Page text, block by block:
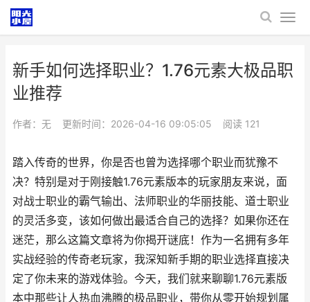
新手如何选择职业？1.76元素大极品职
业推荐
作者：无 更新时间：2026-04-16 09:05:05 阅读 121
踏入传奇的世界，你是否也曾为选择哪个职业而犹豫不
决？特别是对于刚接触1.76元素版本的玩家朋友来说，面
对战士职业的霸气输出、法师职业的华丽技能、道士职业
的灵活多变，该如何做出最适合自己的选择？如果你还在
迷茫，那么这篇文章将为你揭开谜底！作为一名拥有多年
实战经验的传奇老玩家，我深知新手期的职业选择直接决
定了你未来的游戏体验。今天，我们就来聊聊1.76元素版
本中那些让人热血沸腾的极品职业，带你从零开始规划属